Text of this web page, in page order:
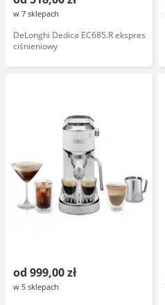
w 7 sklepach
DeLonghi Dedica EC685.R ekspres
ciśnieniowy
od 999,00 zł
w 5 sklepach